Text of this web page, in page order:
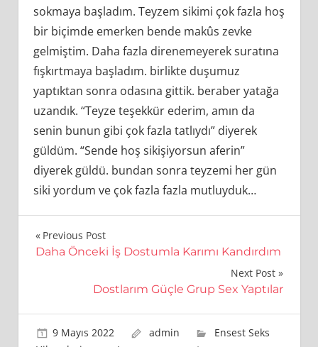
sokmaya başladım. Teyzem sikimi çok fazla hoş
bir biçimde emerken bende makûs zevke
gelmiştim. Daha fazla direnemeyerek suratına
fışkırtmaya başladım. birlikte duşumuz
yaptıktan sonra odasına gittik. beraber yatağa
uzandık. “Teyze teşekkür ederim, amın da
senin bunun gibi çok fazla tatlıydı” diyerek
güldüm. “Sende hoş sikişiyorsun aferin”
diyerek güldü. bundan sonra teyzemi her gün
siki yordum ve çok fazla fazla mutluyduk…
Yazı
gezinmesi
Previous Post
Daha Önceki İş Dostumla Karımı Kandırdım
Next Post
Dostlarım Güçle Grup Sex Yaptılar
9 Mayıs 2022 admin
Ensest Seks